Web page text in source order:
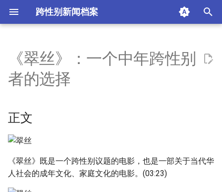
跨性别新闻档案
a
l
z
正文
附加信息 [Processed Page
《翠丝》：一个中年跨性别
者的选择
正文
《翠丝》既是一个跨性别议题的电影，也是一部关于当代华
人社会的成年文化、家庭文化的电影。(03:23)